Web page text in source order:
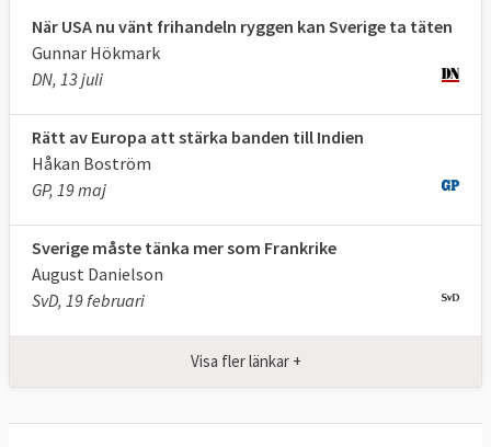
avtal.
2. Finns det vinnare och förlorare på
Ja, frihandel kan ha både vinnare och
förlorare.
Frihandel kan ha både för- och nackdelar.
För de flesta länder är det förknippat med
stora fördelar att göra sig av med tullar och
varor länder emellan. Ekonomer framhåller
När USA nu vänt frihandeln ryggen kan Sverige ta täten
Gunnar Hökmark
DN, 13 juli
Rätt av Europa att stärka banden till Indien
Håkan Boström
GP, 19 maj
Sverige måste tänka mer som Frankrike
August Danielson
SvD, 19 februari
Visa fler länkar +